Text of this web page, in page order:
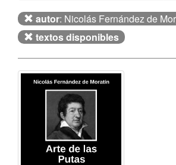
autor: Nicolás Fernández de
textos disponibles